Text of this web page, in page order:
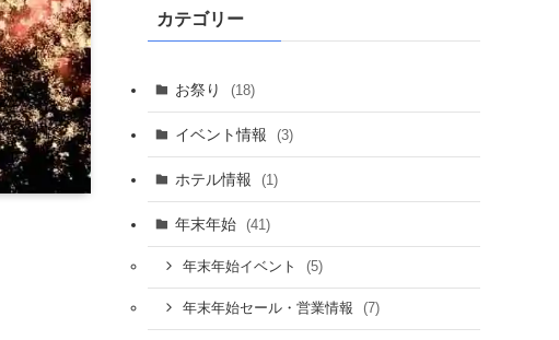
カテゴリー
お祭り (18)
イベント情報 (3)
ホテル情報 (1)
年末年始 (41)
年末年始イベント (5)
年末年始セール・営業情報 (7)